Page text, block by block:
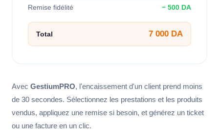
Remise fidélité − 500 DA
Total 7 000 DA
Avec GestiumPRO, l'encaissement d'un client prend moins
de 30 secondes. Sélectionnez les prestations et les produits
vendus, appliquez une remise si besoin, et générez un ticket
ou une facture en un clic.